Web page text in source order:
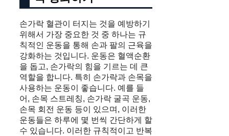
손가락 혈관이 터지는 것을 예방하기
위해서 가장 중요한 것 중 하나는 규
칙적인 운동을 통해 손과 팔의 근육을
강화하는 것입니다. 운동은 혈액순환
을 돕고, 손가락의 힘을 기르는 데 큰
역할을 합니다. 특히 손가락과 손목을
사용하는 운동이 좋습니다. 예를 들
어, 손목 스트레칭, 손가락 굴곡 운동,
손목 회전 운동 등이 있으며, 이러한
운동들은 하루에 몇 번씩 간단하게 할
수 있습니다. 이러한 규칙적이고 반복